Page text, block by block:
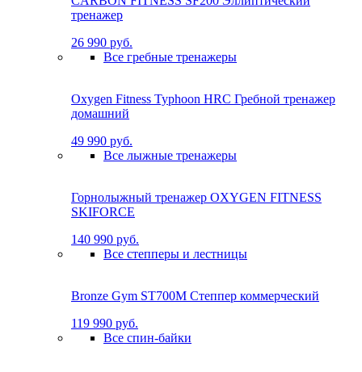
тренажер
26 990 руб.
Все гребные тренажеры
Oxygen Fitness Typhoon HRC Гребной тренажер
домашний
49 990 руб.
Все лыжные тренажеры
Горнолыжный тренажер OXYGEN FITNESS
SKIFORCE
140 990 руб.
Все степперы и лестницы
Bronze Gym ST700M Степпер коммерческий
119 990 руб.
Все спин-байки